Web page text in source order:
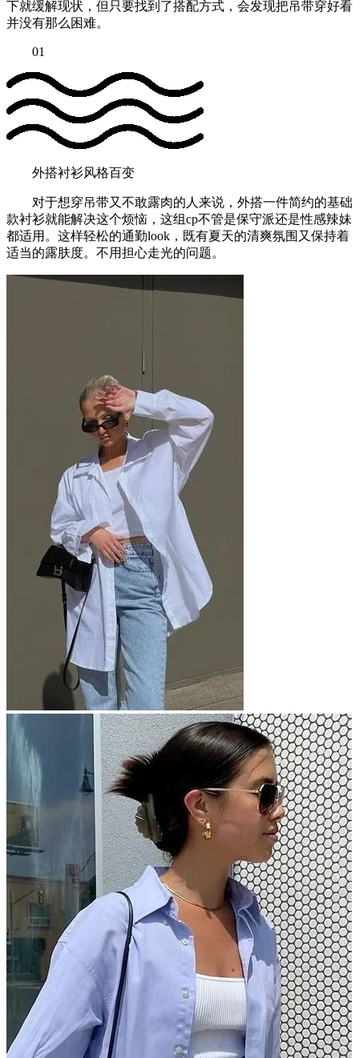
下就缓解现状，但只要找到了搭配方式，会发现把吊带穿好看
并没有那么困难。
01
外搭衬衫风格百变
对于想穿吊带又不敢露肉的人来说，外搭一件简约的基础
款衬衫就能解决这个烦恼，这组cp不管是保守派还是性感辣妹
都适用。这样轻松的通勤look，既有夏天的清爽氛围又保持着
适当的露肤度。不用担心走光的问题。